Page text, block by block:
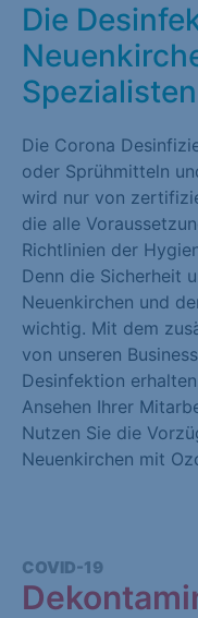
Die
Die Corona
oder Sprühmitteln
wird nur von
die alle
Richtlinien der
Denn die Sicherheit
Neuenkirchen und
wichtig. Mit dem
von unseren
Desinfektion
Ansehen Ihrer
Nutzen Sie die
Neuenkirchen mit
COVID-19